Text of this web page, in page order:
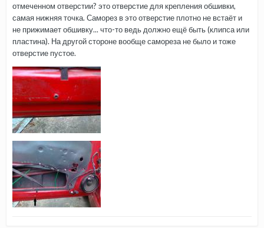
отмеченном отверстии? это отверстие для крепления обшивки,
самая нижняя точка. Саморез в это отверстие плотно не встаёт и
не прижимает обшивку... что-то ведь должно ещё быть (клипса или
пластина). На другой стороне вообще самореза не было и тоже
отверстие пустое.